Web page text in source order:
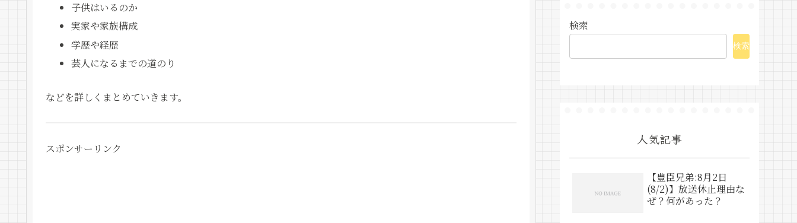
子供はいるのか
実家や家族構成
学歴や経歴
芸人になるまでの道のり
などを詳しくまとめていきます。
スポンサーリンク
検索
検索
人気記事
【豊臣兄弟:8月2日
(8/2)】放送休止理由な
ぜ？何があった？